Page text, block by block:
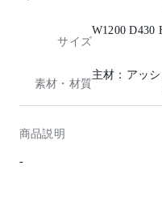
サイズ
W1200 D430
素材・材質
主材：アッ
商品説明
-